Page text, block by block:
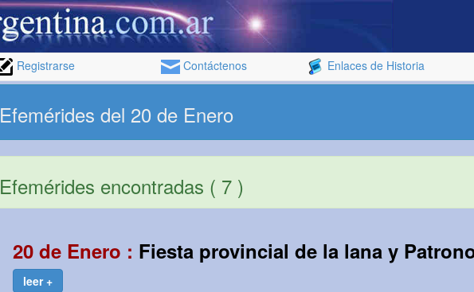
Registrarse Contáctenos Enlaces de Historia
Efemérides del 20 de Enero
Efemérides encontradas ( 7 )
20 de Enero : Fiesta provincial de la lana y
leer +